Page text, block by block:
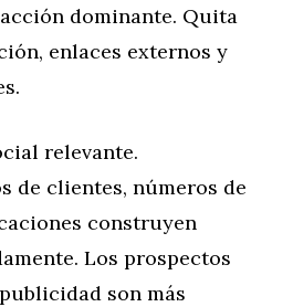
dominante. Quita
enlaces externos y
relevante.
de clientes, números de
construyen
Los prospectos
son más